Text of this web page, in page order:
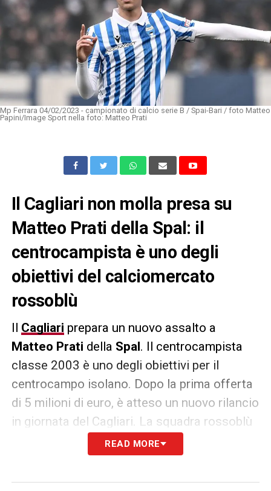
Mp Ferrara 04/02/2023 - campionato di calcio serie B / Spai-Bari / foto Matteo
Papini/Image Sport nella foto: Matteo Prati
Il Cagliari non molla presa su
Matteo Prati della Spal: il
centrocampista è uno degli
obiettivi del calciomercato
rossoblù
Il Cagliari prepara un nuovo assalto a
Matteo Prati della Spal. Il centrocampista
classe 2003 è uno degli obiettivi per il
centrocampo isolano. Dopo la prima offerta
di 5 milioni di euro, è atteso un nuovo rilancio
in giornata del Cagliari. La squadra rossoblù
vuole battere una concorrenza composta da
squadre comeBolognaePalermo
READ MORE